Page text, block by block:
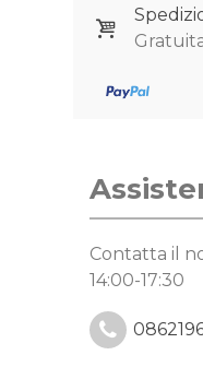
Contatta il
14:00-17:30